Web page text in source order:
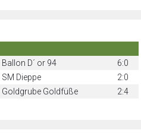
Ballon D´ or 94
6:0
SM Dieppe
2:0
Goldgrube Goldfüße 2:4